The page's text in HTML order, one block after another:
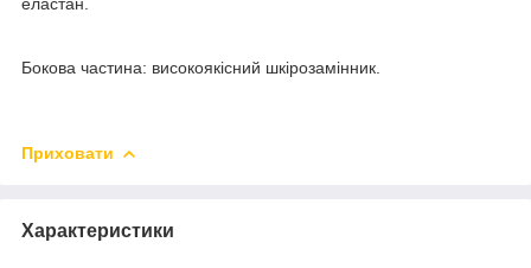
Бокова частина: високоякісний шкірозамінник.
Приховати
Характеристики